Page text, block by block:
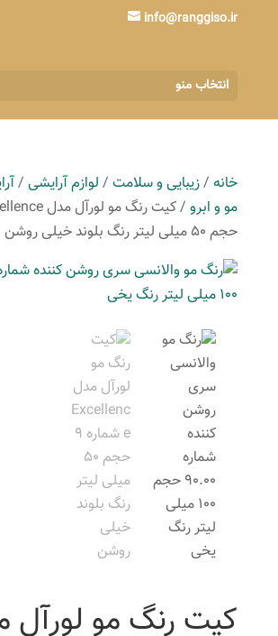
info@ranggiso.ir
انتخاب منو
خانه/زیبایی و سلامت/ لوازم آرایشی/
مو و ابرو
حجم 50 میلی لیتر رنگ بلوند خیلی روشن
کیت رنگ مو لورآل